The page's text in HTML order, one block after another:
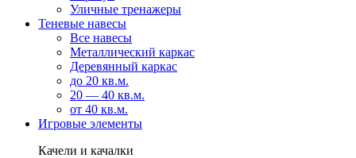
Уличные тренажеры
Теневые навесы
Все навесы
Металлический каркас
Деревянный каркас
до 20 кв.м.
20 — 40 кв.м.
от 40 кв.м.
Игровые элементы
Качели и качалки